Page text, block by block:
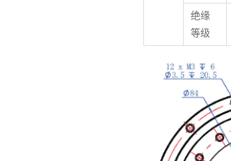
绝缘
等级